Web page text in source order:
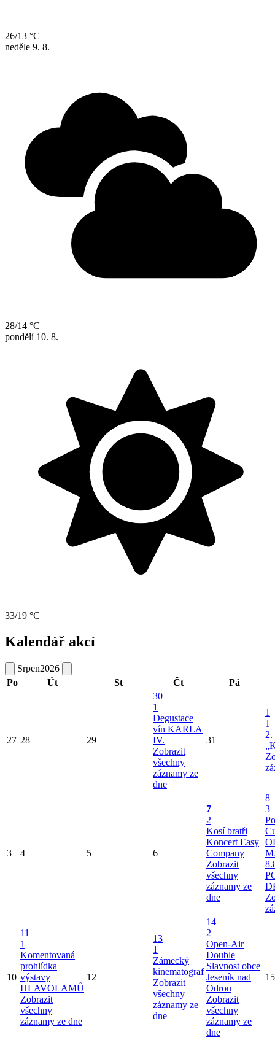
26/13 °C
neděle 9. 8.
28/14 °C
pondělí 10. 8.
33/19 °C
Kalendář akcí
Srpen2026
Po
Út St Čt Pá
27 28 29
30
1
Degustace
vín KARLA
IV.
Zobrazit
všechny
záznamy ze
dne
31
1
1
2.
3 4 5 6
7
2
Kosí bratři
Koncert Easy
Company
Zobrazit
všechny
záznamy ze
dne
8
3
10
11
1
Komentovaná
prohlídka
výstavy
HLAVOLAMŮ
Zobrazit
všechny
záznamy ze dne
12
13
1
Zámecký
kinematograf
Zobrazit
všechny
záznamy ze
dne
14
2
Open-Air
Double
Slavnost obce
Jeseník nad
Odrou
Zobrazit
všechny
záznamy ze
dne
15